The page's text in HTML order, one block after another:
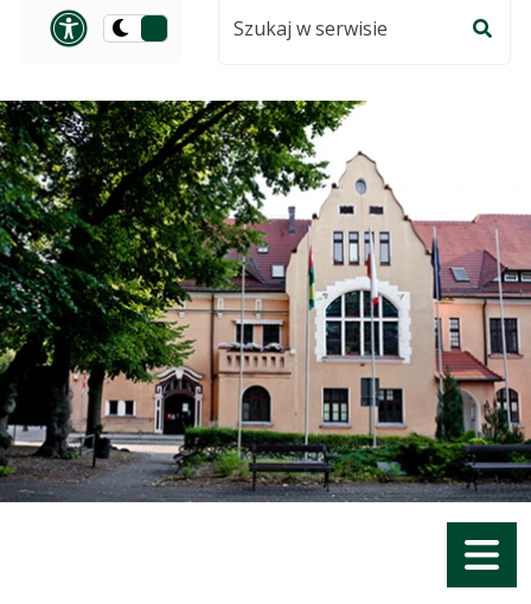
Panel dostosowania
Przełącz
ciemną
serwisie
Menu